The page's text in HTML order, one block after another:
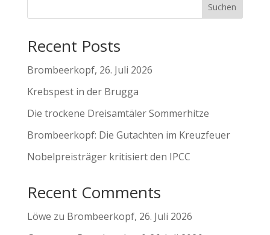
Suchen
Recent Posts
Brombeerkopf, 26. Juli 2026
Krebspest in der Brugga
Die trockene Dreisamtäler Sommerhitze
Brombeerkopf: Die Gutachten im Kreuzfeuer
Nobelpreisträger kritisiert den IPCC
Recent Comments
Löwe zu Brombeerkopf, 26. Juli 2026